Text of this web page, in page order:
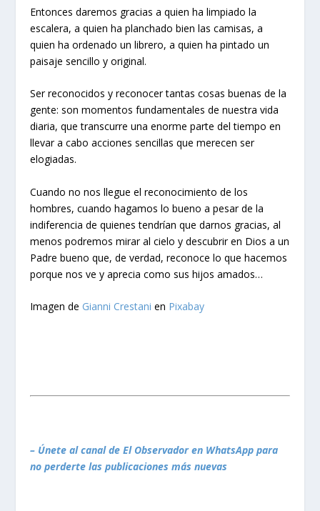
Entonces daremos gracias a quien ha limpiado la
escalera, a quien ha planchado bien las camisas, a
quien ha ordenado un librero, a quien ha pintado un
paisaje sencillo y original.
Ser reconocidos y reconocer tantas cosas buenas de la
gente: son momentos fundamentales de nuestra vida
diaria, que transcurre una enorme parte del tiempo en
llevar a cabo acciones sencillas que merecen ser
elogiadas.
Cuando no nos llegue el reconocimiento de los
hombres, cuando hagamos lo bueno a pesar de la
indiferencia de quienes tendrían que darnos gracias, al
menos podremos mirar al cielo y descubrir en Dios a un
Padre bueno que, de verdad, reconoce lo que hacemos
porque nos ve y aprecia como sus hijos amados…
Imagen de Gianni Crestani en Pixabay
– Únete al canal de El Observador en WhatsApp para
no perderte las publicaciones más nuevas